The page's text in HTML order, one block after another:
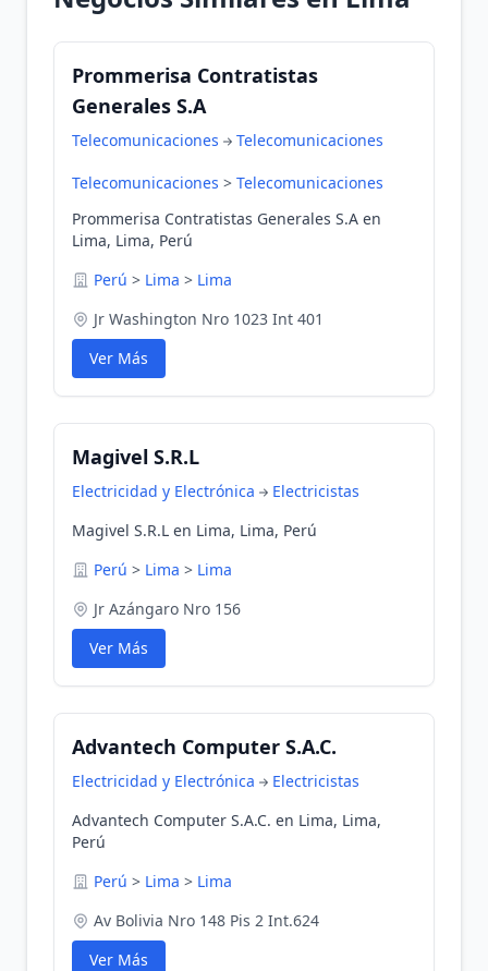
Prommerisa Contratistas
Generales S.A
Telecomunicaciones Telecomunicaciones
Telecomunicaciones > Telecomunicaciones
Prommerisa Contratistas Generales S.A en
Lima, Lima, Perú
Perú > Lima > Lima
Jr Washington Nro 1023 Int 401
Ver Más
Magivel S.R.L
Electricidad y Electrónica
Electricistas
Magivel S.R.L en Lima, Lima, Perú
Perú > Lima > Lima
Jr Azángaro Nro 156
Ver Más
Advantech Computer S.A.C.
Electricidad y Electrónica
Electricistas
Advantech Computer S.A.C. en Lima, Lima,
Perú
Perú > Lima > Lima
Av Bolivia Nro 148 Pis 2 Int.624
Ver Más